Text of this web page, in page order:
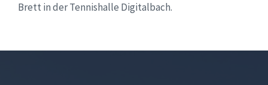
Brett in der Tennishalle Digitalbach.